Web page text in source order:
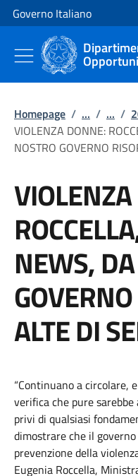
Vai al contenuto
Vai alla navigazione del sito
Governo Italiano
Homepage / ... / ... /
VIOLENZA DONNE:
NOSTRO GOVERNO
NEWS,
ALTE DI
“Continuano a circolare,
verifica che pure
privi di qualsiasi
dimostrare che il
prevenzione della
Eugenia Roccella,